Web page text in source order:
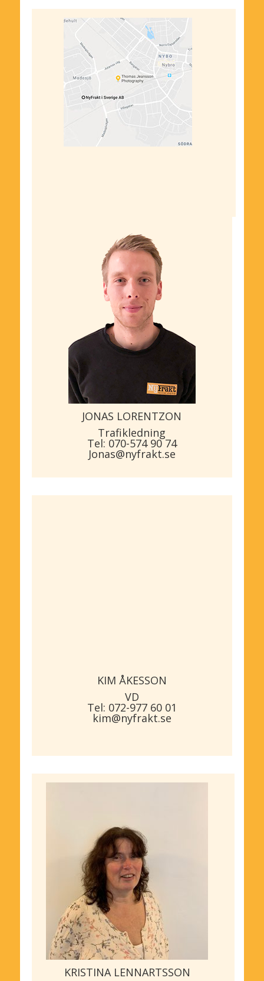
JONAS LORENTZON
Trafikledning
Tel: 070-574 90 74
Jonas@nyfrakt.se
KIM ÅKESSON
VD
Tel: 072-977 60 01
kim@nyfrakt.se
KRISTINA LENNARTSSON